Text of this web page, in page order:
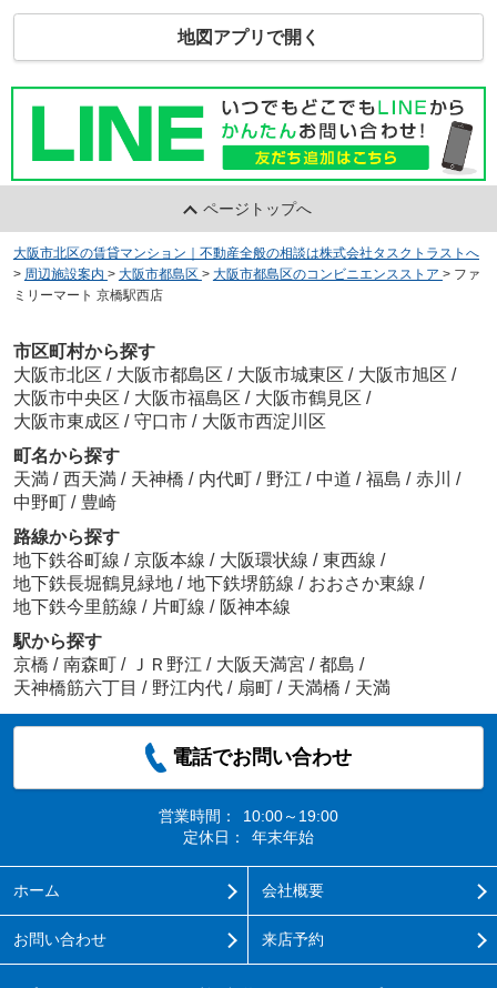
地図アプリで開く
ページトップへ
大阪市北区の賃貸マンション｜不動産全般の相談は株式会社タスクトラストへ
> 周辺施設案内 > 大阪市都島区 > 大阪市都島区のコンビニエンスストア > ファ
ミリーマート 京橋駅西店
市区町村から探す
大阪市北区 / 大阪市都島区 / 大阪市城東区 / 大阪市旭区 /
大阪市中央区 / 大阪市福島区 / 大阪市鶴見区 /
大阪市東成区 / 守口市 / 大阪市西淀川区
町名から探す
天満 / 西天満 / 天神橋 / 内代町 / 野江 / 中道 / 福島 / 赤川 /
中野町 / 豊崎
路線から探す
地下鉄谷町線 / 京阪本線 / 大阪環状線 / 東西線 /
地下鉄長堀鶴見緑地 / 地下鉄堺筋線 / おおさか東線 /
地下鉄今里筋線 / 片町線 / 阪神本線
駅から探す
京橋 / 南森町 / ＪＲ野江 / 大阪天満宮 / 都島 /
天神橋筋六丁目 / 野江内代 / 扇町 / 天満橋 / 天満
電話でお問い合わせ
営業時間：
10:00～19:00
定休日：
年末年始
ホーム 会社概要
お問い合わせ 来店予約